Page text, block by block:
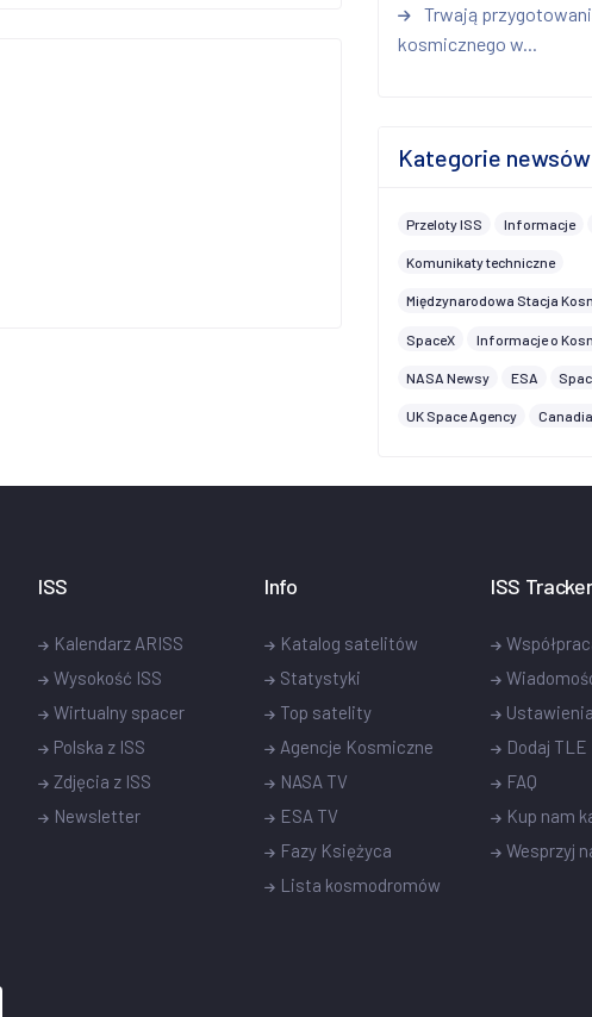
Trwają
kosmicznego w...
Kategorie newsów
Przeloty ISS Informacje
Komunikaty techniczne
Międzynarodowa Stacja
SpaceX Informacje o
NASA Newsy ESA
UK Space Agency
ISS
Kalendarz ARISS
Wysokość ISS
Wirtualny spacer
Polska z ISS
Zdjęcia z ISS
Newsletter
Info
Katalog satelitów
Statystyki
Top satelity
Agencje Kosmiczne
NASA TV
ESA TV
Fazy Księżyca
Lista kosmodromów
ISS Tracker
Ustawienia
Dodaj TLE
FAQ
Kup nam
Wesprzyj